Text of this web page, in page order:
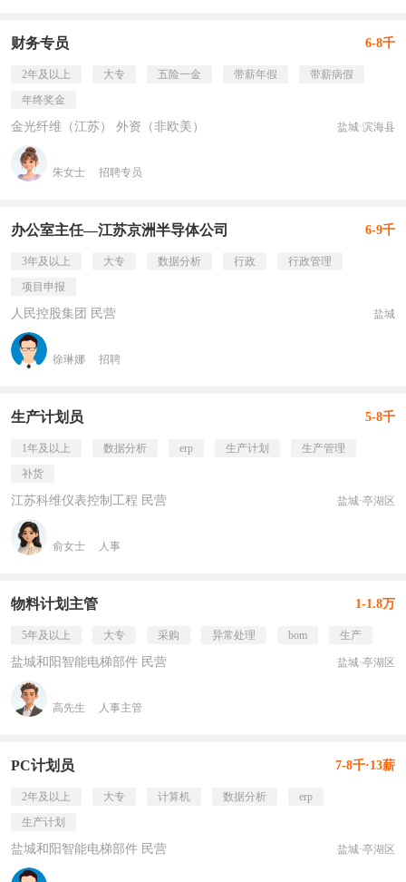
财务专员 6-8千
2年及以上 大专 五险一金 带薪年假
带薪病假
年终奖金
金光纤维（江苏） 外资（非欧美） 盐城·滨海县
朱女士 招聘专员
办公室主任—江苏京洲半导体公司 6-9千
3年及以上 大专 数据分析 行政
行政管理
项目申报
人民控股集团 民营 盐城
徐琳娜 招聘
生产计划员 5-8千
1年及以上 数据分析 erp 生产计划
生产管理
补货
江苏科维仪表控制工程 民营 盐城·亭湖区
俞女士 人事
物料计划主管 1-1.8万
5年及以上 大专 采购 异常处理 bom 生产
盐城和阳智能电梯部件 民营 盐城·亭湖区
高先生 人事主管
PC计划员 7-8千·13薪
2年及以上 大专 计算机 数据分析
erp
生产计划
盐城和阳智能电梯部件 民营 盐城·亭湖区